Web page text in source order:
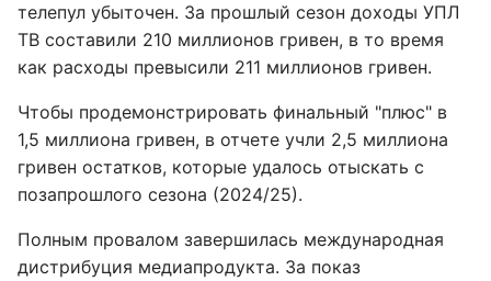
телепул убыточен. За прошлый сезон доходы УПЛ
ТВ составили 210 миллионов гривен, в то время
как расходы превысили 211 миллионов гривен.
Чтобы продемонстрировать финальный "плюс" в
1,5 миллиона гривен, в отчете учли 2,5 миллиона
гривен остатков, которые удалось отыскать с
позапрошлого сезона (2024/25).
Полным провалом завершилась международная
дистрибуция медиапродукта. За показ